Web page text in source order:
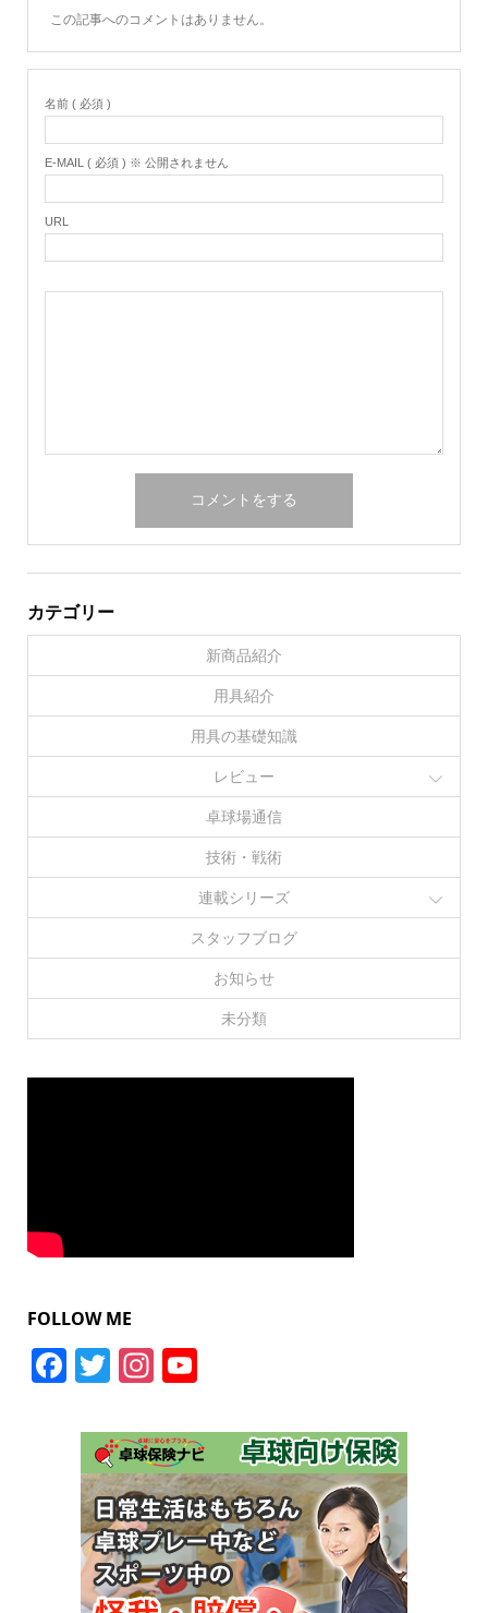
この記事へのコメントはありません。
名前 ( 必須 )
E-MAIL ( 必須 ) ※ 公開されません
URL
カテゴリー
新商品紹介
用具紹介
用具の基礎知識
レビュー
卓球場通信
技術・戦術
連載シリーズ
スタッフブログ
お知らせ
未分類
FOLLOW ME
Facebook
TwitterInstagram